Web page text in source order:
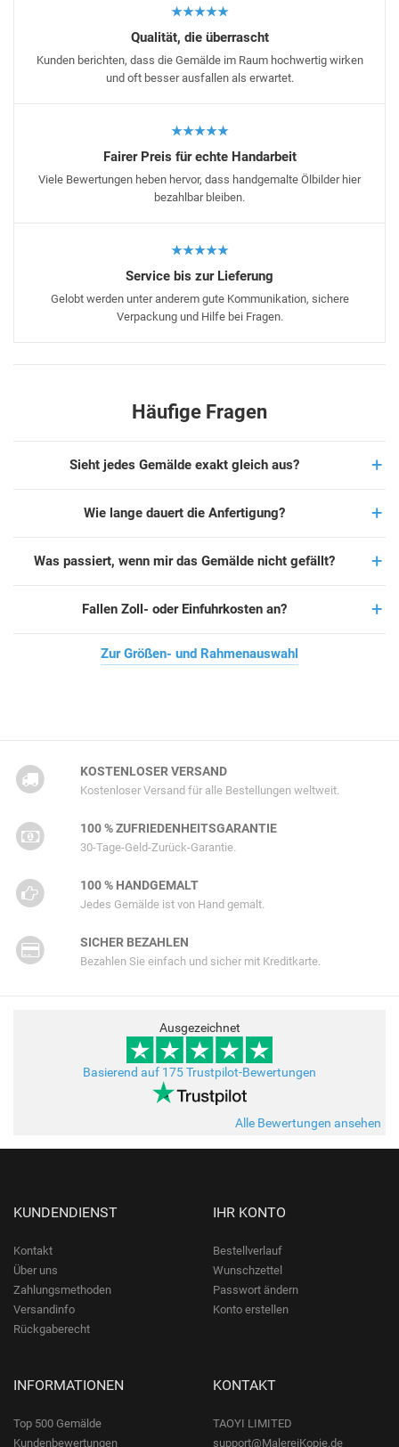
★★★★★
Qualität, die überrascht
Kunden berichten, dass die Gemälde im Raum hochwertig wirken
und oft besser ausfallen als erwartet.
★★★★★
Fairer Preis für echte Handarbeit
Viele Bewertungen heben hervor, dass handgemalte Ölbilder hier
bezahlbar bleiben.
★★★★★
Service bis zur Lieferung
Gelobt werden unter anderem gute Kommunikation, sichere
Verpackung und Hilfe bei Fragen.
Häufige Fragen
Sieht jedes Gemälde exakt gleich aus?
Wie lange dauert die Anfertigung?
Was passiert, wenn mir das Gemälde nicht gefällt?
Fallen Zoll- oder Einfuhrkosten an?
Zur Größen- und Rahmenauswahl
KOSTENLOSER VERSAND
Kostenloser Versand für alle Bestellungen weltweit.
100 % ZUFRIEDENHEITSGARANTIE
30-Tage-Geld-Zurück-Garantie.
100 % HANDGEMALT
Jedes Gemälde ist von Hand gemalt.
SICHER BEZAHLEN
Bezahlen Sie einfach und sicher mit Kreditkarte.
Ausgezeichnet
Basierend auf 175 Trustpilot-Bewertungen
Alle Bewertungen ansehen
KUNDENDIENST
Kontakt
Über uns
Zahlungsmethoden
Versandinfo
Rückgaberecht
IHR KONTO
Bestellverlauf
Wunschzettel
Passwort ändern
Konto erstellen
INFORMATIONEN
Top 500 Gemälde
Kundenbewertungen
KONTAKT
TAOYI LIMITED
support@MalereiKopie.de